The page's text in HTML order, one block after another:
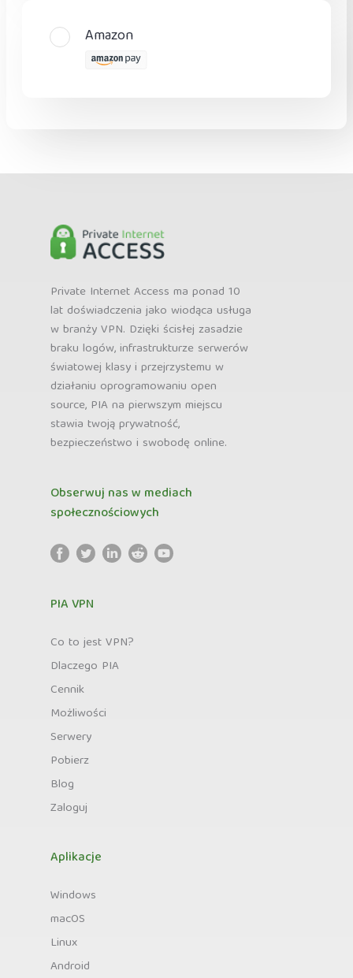
Amazon
Private Internet Access ma ponad 10
lat doświadczenia jako wiodąca usługa
w branży VPN. Dzięki ścisłej zasadzie
braku logów, infrastrukturze serwerów
światowej klasy i przejrzystemu w
działaniu oprogramowaniu open
source, PIA na pierwszym miejscu
stawia twoją prywatność,
bezpieczeństwo i swobodę online.
Obserwuj nas w mediach
społecznościowych
PIA VPN
Co to jest VPN?
Dlaczego PIA
Cennik
Możliwości
Serwery
Pobierz
Blog
Zaloguj
Aplikacje
Windows
macOS
Linux
Android